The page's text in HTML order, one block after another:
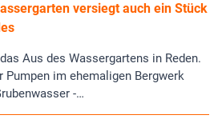
versiegt auch ein Stück
Aus des Wassergartens in Reden.
Pumpen im ehemaligen Bergwerk
-…